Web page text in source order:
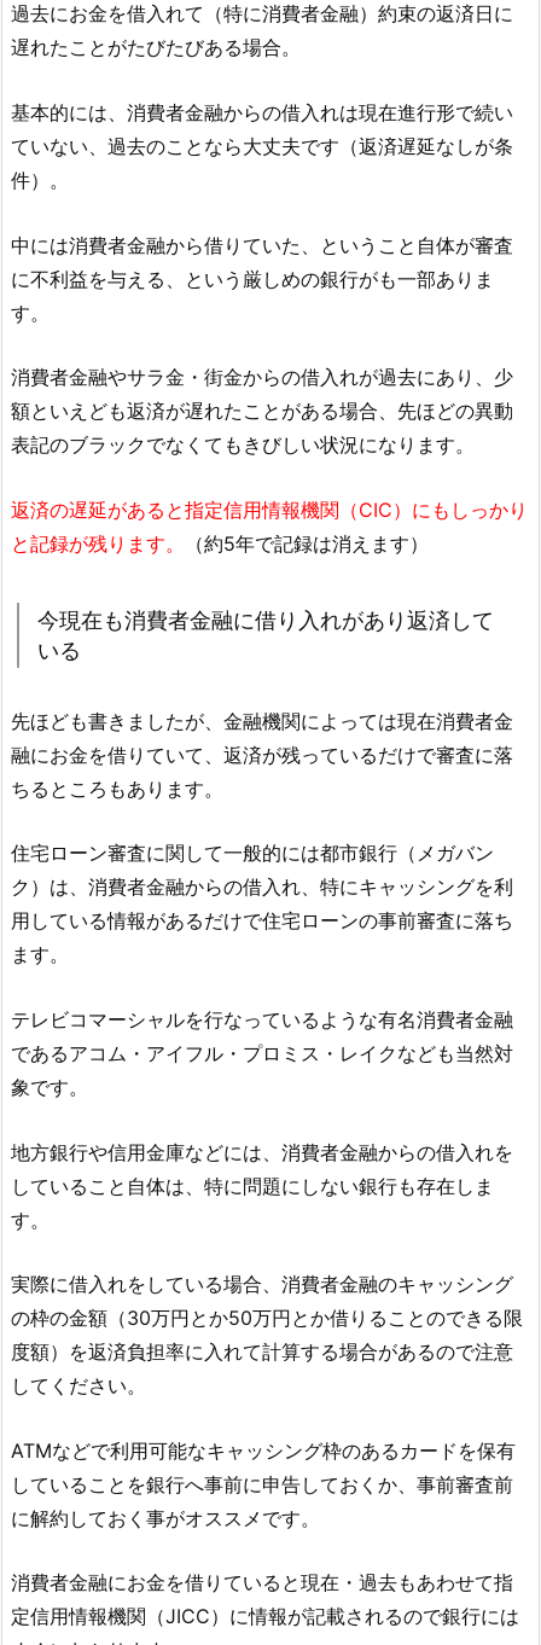
過去にお金を借入れて（特に消費者金融）約束の返済日に
遅れたことがたびたびある場合。
基本的には、消費者金融からの借入れは現在進行形で続い
ていない、過去のことなら大丈夫です（返済遅延なしが条
件）。
中には消費者金融から借りていた、ということ自体が審査
に不利益を与える、という厳しめの銀行がも一部ありま
す。
消費者金融やサラ金・街金からの借入れが過去にあり、少
額といえども返済が遅れたことがある場合、先ほどの異動
表記のブラックでなくてもきびしい状況になります。
返済の遅延があると指定信用情報機関（CIC）にもしっかり
と記録が残ります。
（約5年で記録は消えます）
今現在も消費者金融に借り入れがあり返済して
いる
先ほども書きましたが、金融機関によっては現在消費者金
融にお金を借りていて、返済が残っているだけで審査に落
ちるところもあります。
住宅ローン審査に関して一般的には都市銀行（メガバン
ク）は、消費者金融からの借入れ、特にキャッシングを利
用している情報があるだけで住宅ローンの事前審査に落ち
ます。
テレビコマーシャルを行なっているような有名消費者金融
であるアコム・アイフル・プロミス・レイクなども当然対
象です。
地方銀行や信用金庫などには、消費者金融からの借入れを
していること自体は、特に問題にしない銀行も存在しま
す。
実際に借入れをしている場合、消費者金融のキャッシング
の枠の金額（30万円とか50万円とか借りることのできる限
度額）を返済負担率に入れて計算する場合があるので注意
してください。
ATMなどで利用可能なキャッシング枠のあるカードを保有
していることを銀行へ事前に申告しておくか、事前審査前
に解約しておく事がオススメです。
消費者金融にお金を借りていると現在・過去もあわせて指
定信用情報機関（JICC）に情報が記載されるので銀行には